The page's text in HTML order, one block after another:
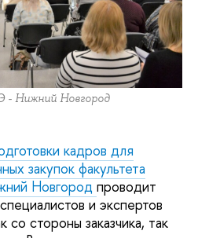
Нижний Новгород
кадров для
закупок факультета
Новгород проводит
и экспертов
со стороны заказчика, так